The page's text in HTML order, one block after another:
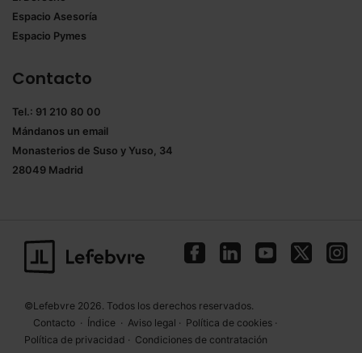
Espacio Asesoría
Espacio Pymes
Contacto
Tel.: 91 210 80 00
Mándanos un email
Monasterios de Suso y Yuso, 34
28049 Madrid
©Lefebvre 2026. Todos los derechos reservados.
Contacto · Índice · Aviso legal · Política de cookies ·
Política de privacidad · Condiciones de contratación